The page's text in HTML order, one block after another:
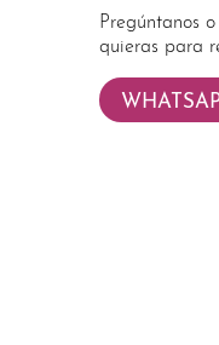
Pregúntanos
quieras para